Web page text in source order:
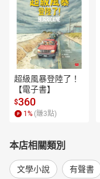
超級風暴登陸了！
【電子書】
$360
1 % (賺3點)
本店相關類別
文學小說 有聲書